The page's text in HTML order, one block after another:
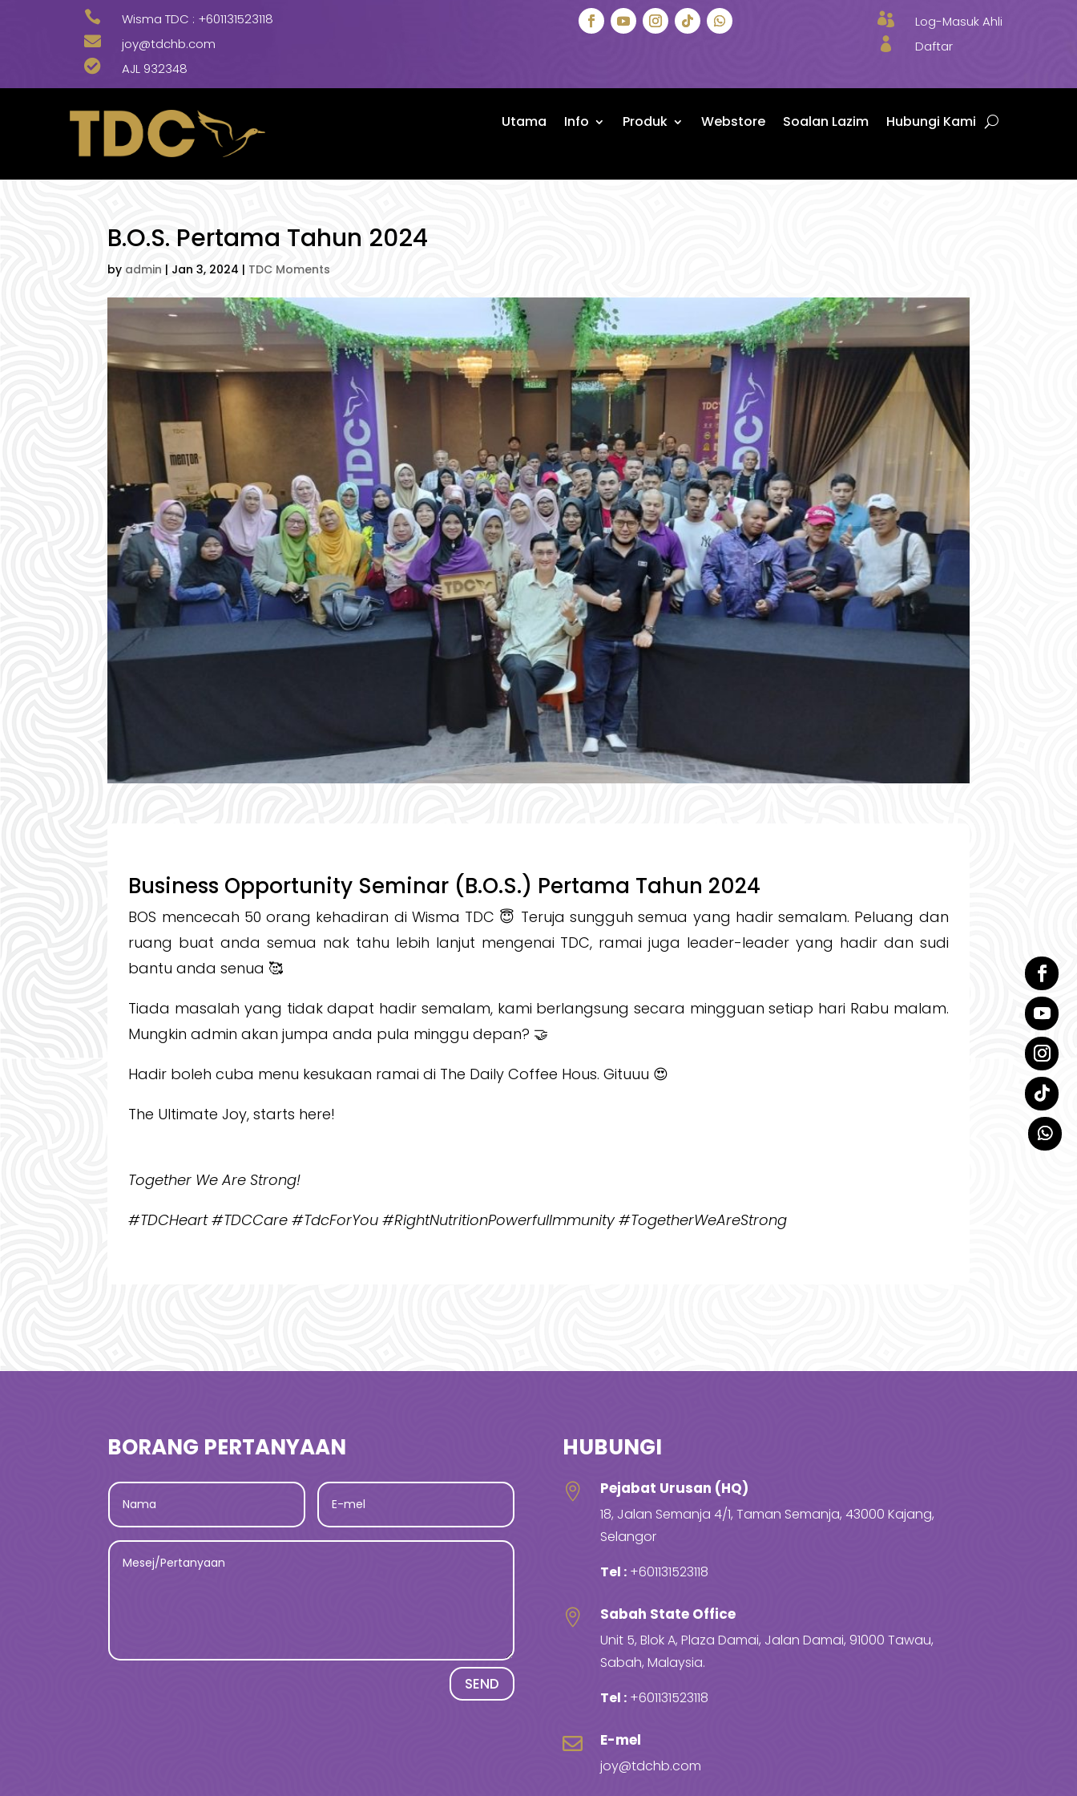
 Wisma TDC : +601131523118

joy@tdchb.com

AJL 932348

Log-Masuk Ahli

Daftar
Utama Info Produk Webstore Soalan Lazim Hubungi Kami
B.O.S. Pertama Tahun 2024
by admin | Jan 3, 2024 | TDC Moments
Business Opportunity Seminar (B.O.S.) Pertama Tahun 2024
BOS mencecah 50 orang kehadiran di Wisma TDC 😇 Teruja sungguh semua yang hadir semalam. Peluang dan
ruang buat anda semua nak tahu lebih lanjut mengenai TDC, ramai juga leader-leader yang hadir dan sudi
bantu anda senua 🥰
Tiada masalah yang tidak dapat hadir semalam, kami berlangsung secara mingguan setiap hari Rabu malam.
Mungkin admin akan jumpa anda pula minggu depan? 🤝
Hadir boleh cuba menu kesukaan ramai di The Daily Coffee Hous. Gituuu 😍
The Ultimate Joy, starts here!
Together We Are Strong!
#TDCHeart #TDCCare #TdcForYou #RightNutritionPowerfulImmunity #TogetherWeAreStrong
BORANG PERTANYAAN
SEND
HUBUNGI
 Pejabat Urusan (HQ)
18, Jalan Semanja 4/1, Taman Semanja, 43000 Kajang,
Selangor
Tel : +601131523118
 Sabah State Office
Unit 5, Blok A, Plaza Damai, Jalan Damai, 91000 Tawau,
Sabah, Malaysia.
Tel : +601131523118
 E-mel
joy@tdchb.com